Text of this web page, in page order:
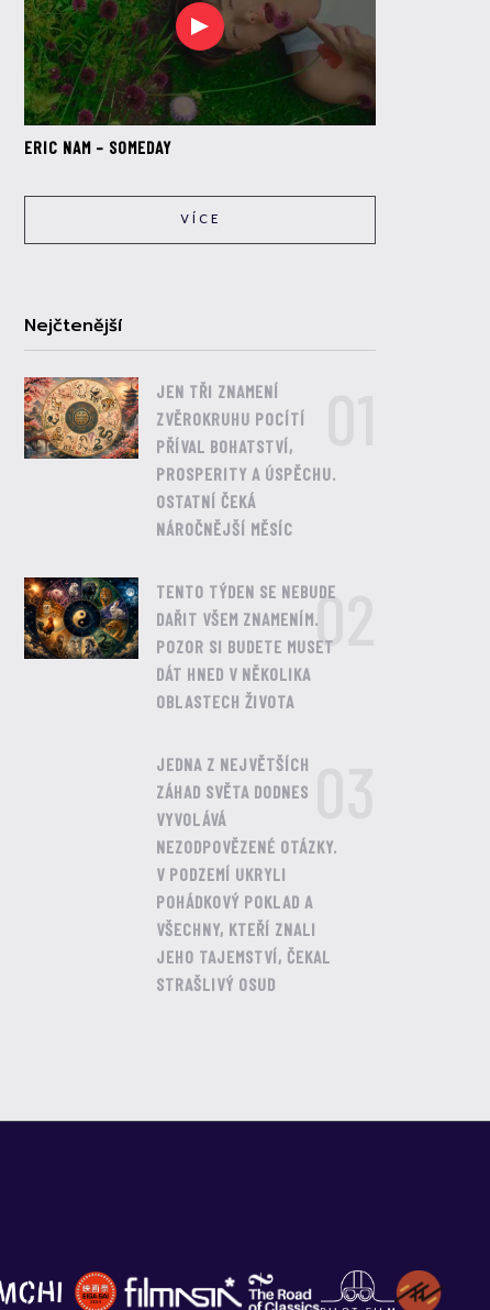
ERIC NAM – SOMEDAY
VÍCE
Nejčtenější
JEN TŘI ZNAMENÍ
ZVĚROKRUHU POCÍTÍ
PŘÍVAL BOHATSTVÍ,
PROSPERITY A ÚSPĚCHU.
OSTATNÍ ČEKÁ
NÁROČNĚJŠÍ MĚSÍC
TENTO TÝDEN SE NEBUDE
DAŘIT VŠEM ZNAMENÍM.
POZOR SI BUDETE MUSET
DÁT HNED V NĚKOLIKA
OBLASTECH ŽIVOTA
02
JEDNA Z NEJVĚTŠÍCH
ZÁHAD SVĚTA DODNES
VYVOLÁVÁ
NEZODPOVĚZENÉ OTÁZKY.
V PODZEMÍ UKRYLI
POHÁDKOVÝ POKLAD A
VŠECHNY, KTEŘÍ ZNALI
JEHO TAJEMSTVÍ, ČEKAL
STRAŠLIVÝ OSUD